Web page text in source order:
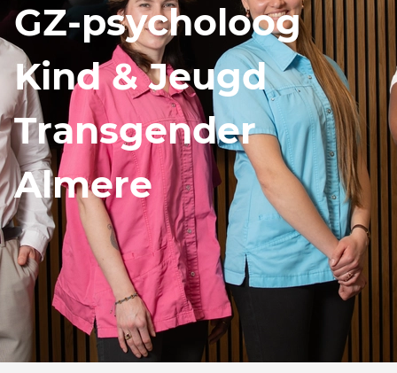
GZ-psycholoog
Kind & Jeugd
Transgender
Almere